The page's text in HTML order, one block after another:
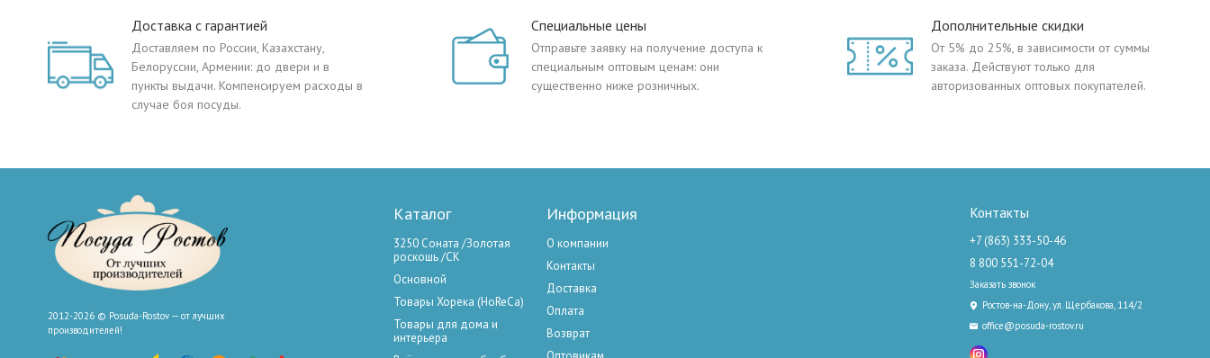
Доставка с гарантией
Доставляем по России, Казахстану,
Белоруссии, Армении: до двери и в
пункты выдачи. Компенсируем расходы в
случае боя посуды.
Специальные цены
Отправьте заявку на получение доступа к
специальным оптовым ценам: они
существенно ниже розничных.
Дополнительные скидки
От 5% до 25%, в зависимости от суммы
заказа. Действуют только для
авторизованных оптовых покупателей.
2012-2026 © Posuda-Rostov — от лучших
производителей!
Каталог
3250 Соната /Золотая
роскошь /СК
Основной
Товары Хорека (HoReCa)
Товары для дома и
интерьера
Информация
О компании
Контакты
Доставка
Оплата
Возврат
Контакты
+7 (863) 333-50-46
8 800 551-72-04
Заказать звонок
Ростов-на-Дону, ул. Щербакова, 114/2
office@posuda-rostov.ru